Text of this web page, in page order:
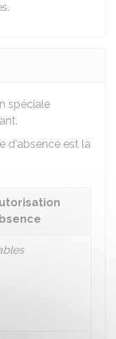
spéciale
d'absence est la